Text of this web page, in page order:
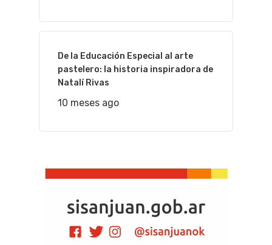
De la Educación Especial al arte
pastelero: la historia inspiradora de
Natalí Rivas
10 meses ago